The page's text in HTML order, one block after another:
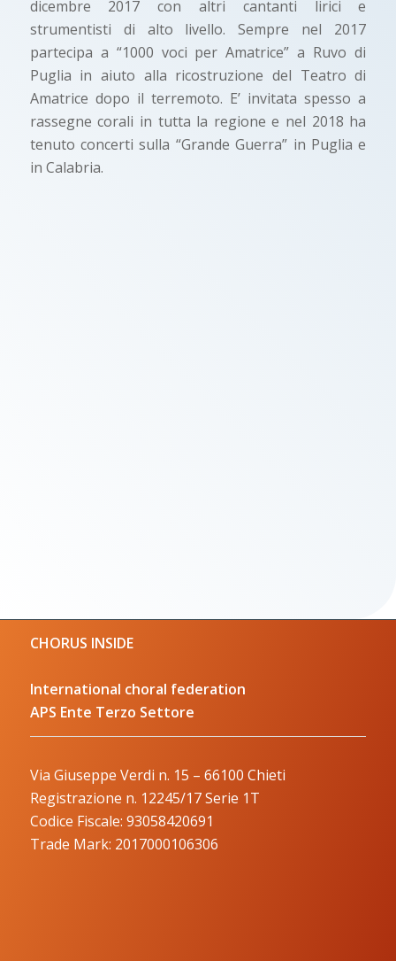
dicembre 2017 con altri cantanti lirici e
strumentisti di alto livello. Sempre nel 2017
partecipa a “1000 voci per Amatrice” a Ruvo di
Puglia in aiuto alla ricostruzione del Teatro di
Amatrice dopo il terremoto. E’ invitata spesso a
rassegne corali in tutta la regione e nel 2018 ha
tenuto concerti sulla “Grande Guerra” in Puglia e
in Calabria.
CHORUS INSIDE
International choral federation
APS Ente Terzo Settore
Via Giuseppe Verdi n. 15 – 66100 Chieti
Registrazione n. 12245/17 Serie 1T
Codice Fiscale: 93058420691
Trade Mark: 2017000106306